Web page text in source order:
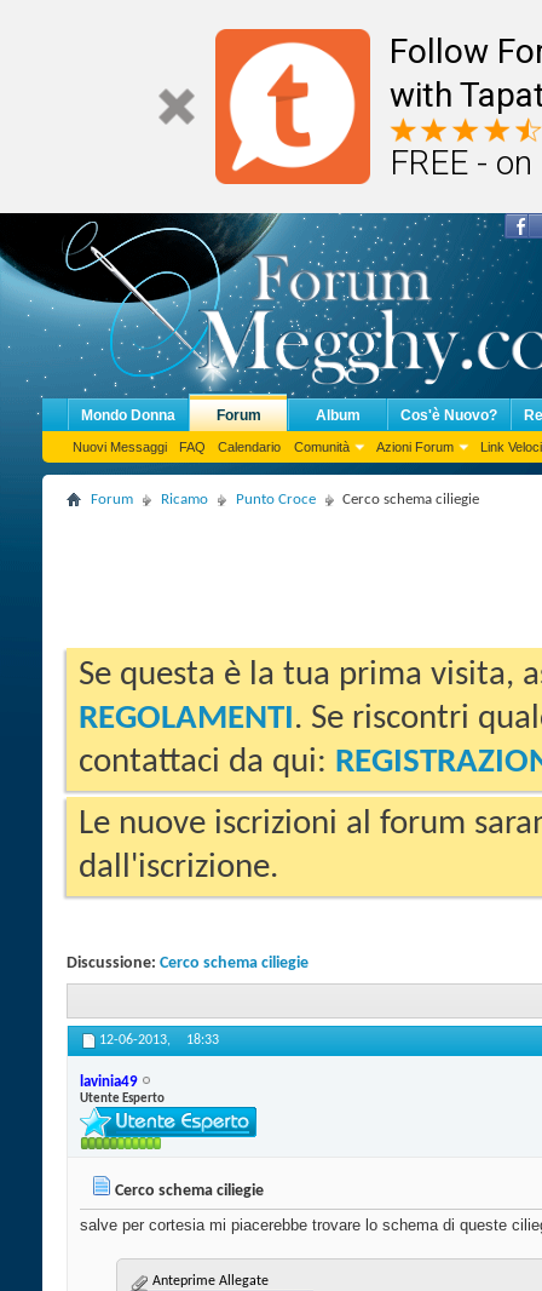
Follow
with
FREE -
Mondo Donna Forum
Nuovi Messaggi FAQ Calendario Comunità Azioni Forum Link Veloci
Album Cos'è Nuovo?
Forum Ricamo Punto Croce Cerco schema ciliegie
Se questa è la tua prima visita,
REGOLAMENTI. Se riscontri
contattaci da qui:
Le nuove iscrizioni al forum
dall'iscrizione.
Discussione: Cerco schema ciliegie
12-06-2013, 18:33
lavinia49
Utente Esperto
Cerco schema ciliegie
salve per cortesia mi piacerebbe trovare lo schema di queste
Anteprime Allegate